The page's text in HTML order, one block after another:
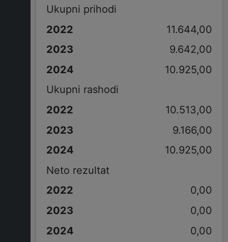
Ukupni prihodi
11.644,00
9.642,00
10.925,00
Ukupni rashodi
10.513,00
9.166,00
10.925,00
Neto rezultat
0,00
0,00
0,00